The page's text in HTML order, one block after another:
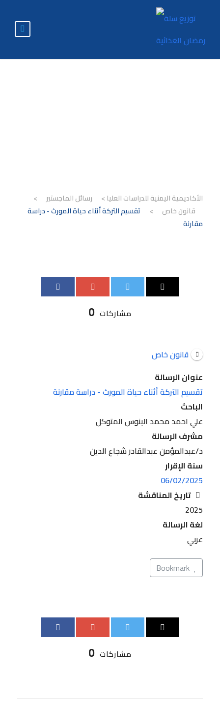
الأكاديمية اليمنية للدراسات العليا > رسائل الماجستير
>
قانون خاص
>
تقسيم التركة أثناء حياة المورث - دراسة
مقارنة
0 مشاركات
قانون خاص
عنوان الرسالة
تقسيم التركة أثناء حياة المورث - دراسة مقارنة
الباحث
علي احمد محمد البنوس المتوكل
مشرف الرسالة
د/عبدالمؤمن عبدالقادر شجاع الدين
سنة الإقرار
06/02/2025
تاريخ المناقشة
2025
لغة الرسالة
عربي
Bookmark
0 مشاركات